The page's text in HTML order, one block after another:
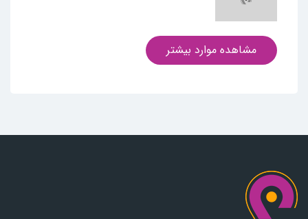
مشاهده موارد بیشتر